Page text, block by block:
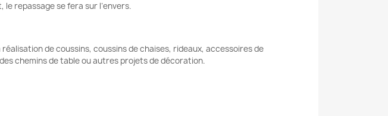
repassage se fera sur l’envers.
réalisation de coussins, coussins de chaises, rideaux, accessoires de
chemins de table ou autres projets de décoration.